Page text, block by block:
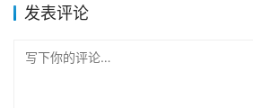
发表评论